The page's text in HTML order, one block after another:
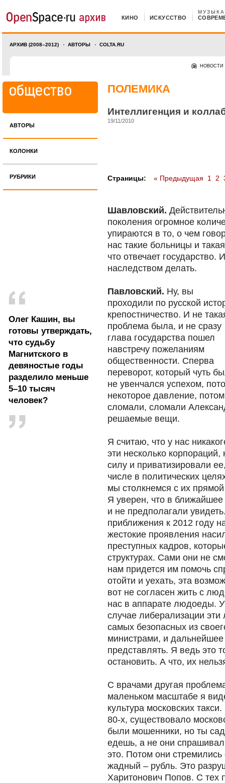
КИНО ИСКУССТВО
МУЗЫКА
АРХИВ (2008–2012) АВТОРЫ COLTA.RU
НОВОСТИ
АВТОРЫ
КОЛОНКИ
РУБРИКИ
Олег Кашин, вы
готовы утверждать,
что судьбу
Магнитского в
девяностые годы
разделило меньше
5–10 тысяч
человек?
ПОЛЕМИКА
Интеллигенция и
19/11/2010
Страницы: « Предыдущая 1 2
Шавловский.
поколения огромное
упираются в то, о чем
нас такие больницы и
что отвечает
наследством делать.
Павловский. Ну, вы
проходили по русской
крепостничество. И не
проблема была, и не сразу
глава государства пошел
навстречу пожеланиям
общественности. Сперва
переворот, который чуть
не увенчался успехом,
некоторое давление,
сломали, сломали
решаемые вещи.
Я считаю, что у нас
эти несколько
силу и приватизировали
числе в политических
мы столкнемся с их
Я уверен, что в
и не предполагали
приближения к 2012 году
жестокие проявления
преступных кадров,
структурах. Сами они не
нам придется им помочь
отойти и уехать, эта
вот не согласен жить с
нас в аппарате людоеды.
случае либерализации
самых безопасных из
министрами, и
представлять. Я ведь это
остановить. А что, их
С врачами другая
маленьком масштабе я
культура московских
80-х, существовало
были мошенники, но ты
едешь, а не они
это. Потом они
жадный – рубль. Это
Харитонович Попов. С тех